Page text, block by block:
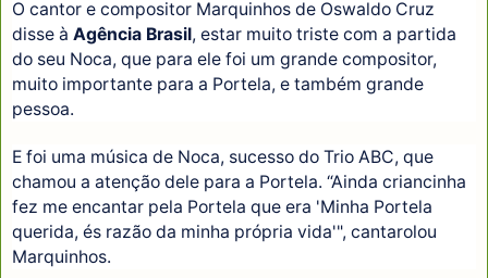
O cantor e compositor Marquinhos de Oswaldo Cruz
disse à Agência Brasil, estar muito triste com a partida
do seu Noca, que para ele foi um grande compositor,
muito importante para a Portela, e também grande
pessoa.
E foi uma música de Noca, sucesso do Trio ABC, que
chamou a atenção dele para a Portela. “Ainda criancinha
fez me encantar pela Portela que era 'Minha Portela
querida, és razão da minha própria vida'", cantarolou
Marquinhos.